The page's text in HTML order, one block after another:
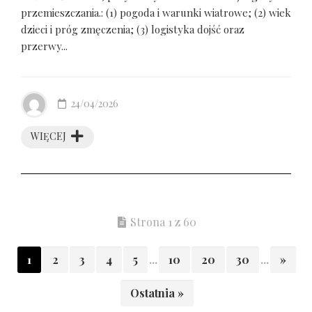
przemieszczania.: (1) pogoda i warunki wiatrowe; (2) wiek
dzieci i próg zmęczenia; (3) logistyka dojść oraz
przerwy...
WIĘCEJ
24/04/2026
Strona 1 z 60
1 2 3 4 5 ... 10 20 30 ... »
Ostatnia »